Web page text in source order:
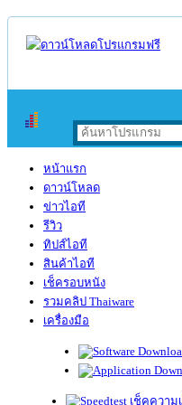
หน้าแรก
ดาวน์โหลด
ข่าวไอที
รีวิว
ทิปส์ไอที
สินค้าไอที
เช็ครอบหนัง
รวมคลิป Thaiware
เครื่องมือ
เช็คความ